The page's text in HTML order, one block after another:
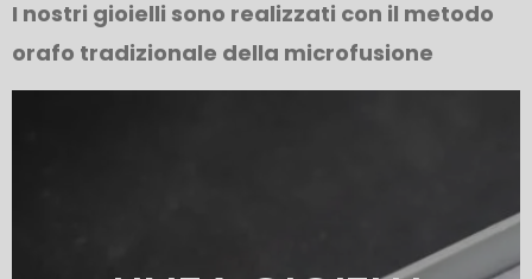
I nostri gioielli sono realizzati con il metodo
orafo tradizionale della microfusione